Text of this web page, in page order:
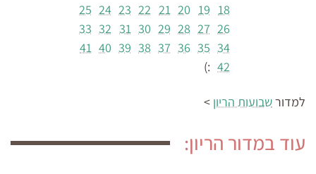
18
19
20
21
22
23
24
25
26
27
28
29
30
31
32
33
34
35
36
37
38
39
40
41
42
:)
למדורשבועות הריון >
עוד במדור הריון: